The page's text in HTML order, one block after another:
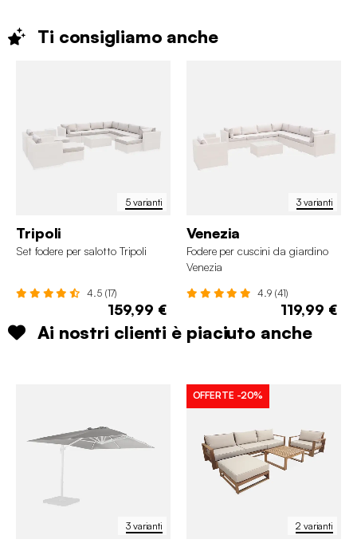
Ti consigliamo anche
5 varianti
Tripoli
Set fodere per salotto Tripoli
4.5 (17)
159,99 €
3 varianti
Venezia
Fodere per cuscini da giardino
Venezia
4.9 (41)
119,99 €
Ai nostri clienti è piaciuto anche
3 varianti 2 varianti
OFFERTE -20%